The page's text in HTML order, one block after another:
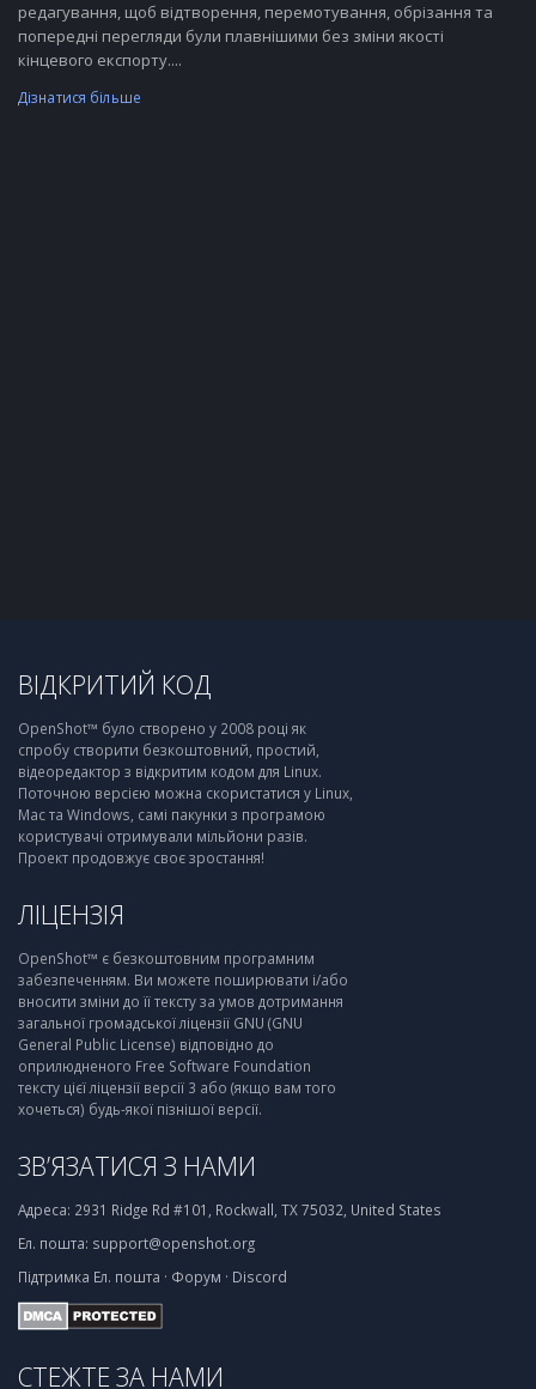
редагування, щоб відтворення, перемотування, обрізання та
попередні перегляди були плавнішими без зміни якості
кінцевого експорту....
Дізнатися більше
ВІДКРИТИЙ КОД
OpenShot™ було створено у 2008 році як
спробу створити безкоштовний, простий,
відеоредактор з відкритим кодом для Linux.
Поточною версією можна скористатися у Linux,
Mac та Windows, самі пакунки з програмою
користувачі отримували мільйони разів.
Проект продовжує своє зростання!
ЛІЦЕНЗІЯ
OpenShot™ є безкоштовним програмним
забезпеченням. Ви можете поширювати і/або
вносити зміни до її тексту за умов дотримання
загальної громадської ліцензії GNU (GNU
General Public License) відповідно до
оприлюдненого Free Software Foundation
тексту цієї ліцензії версії 3 або (якщо вам того
хочеться) будь-якої пізнішої версії.
ЗВ’ЯЗАТИСЯ З НАМИ
Адреса: 2931 Ridge Rd #101, Rockwall, TX 75032, United States
Ел. пошта: support@openshot.org
Підтримка Ел. пошта · Форум · Discord
СТЕЖТЕ ЗА НАМИ